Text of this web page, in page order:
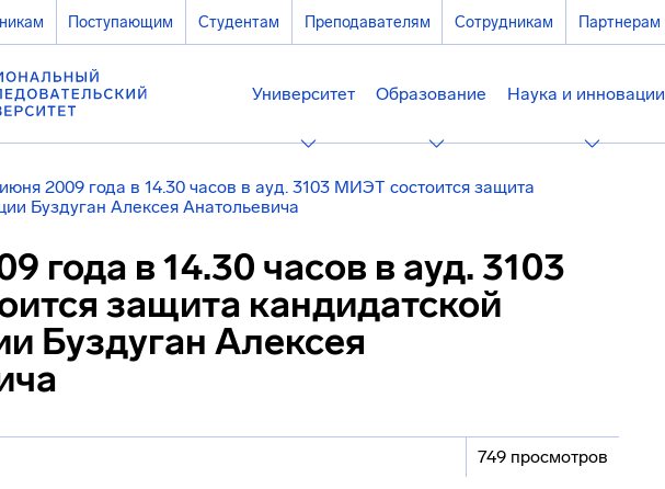
Поступающим Студентам Преподавателям Сотрудникам Партнерам
Университет Образование Наука и инновации
2009 года в 14.30 часов в ауд. 3103 МИЭТ состоится защита
Буздуган Алексея Анатольевича
года в 14.30 часов в ауд. 3103
защита кандидатской
Буздуган Алексея
749 просмотров